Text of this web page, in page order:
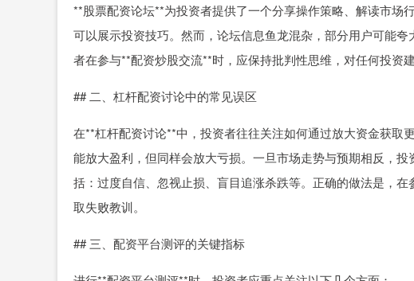
**股票配资论坛**为投资者提供了一个分享操作策略、解读市场
可以展示投资技巧。然而，论坛信息鱼龙混杂，部分用户可能
者在参与**配资炒股交流**时，应保持批判性思维，对任何投资
## 二、杠杆配资讨论中的常见误区
在**杠杆配资讨论**中，投资者往往关注如何通过放大资金获取
能放大盈利，但同样会放大亏损。一旦市场走势与预期相反，
括：过度自信、忽视止损、盲目追涨杀跌等。正确的做法是，
取失败教训。
## 三、配资平台测评的关键指标